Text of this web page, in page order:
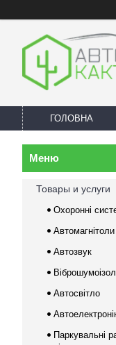
ГОЛОВНА
Товары и услуги
Охоронні
Автозвук
Автосвітло
Паркувальні